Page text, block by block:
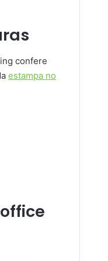
confere
estampa no